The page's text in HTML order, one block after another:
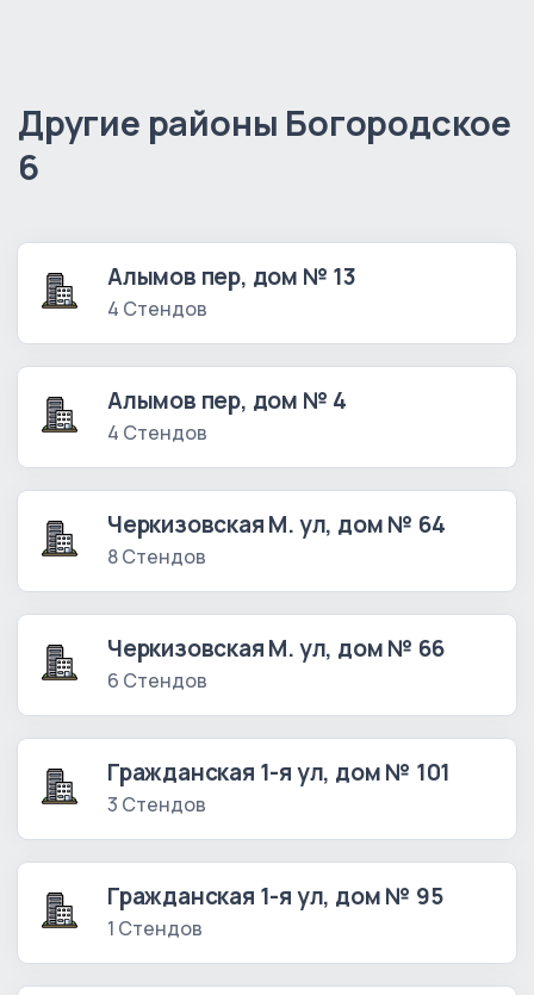
Другие районы Богородское
6
Алымов пер, дом № 13
4 Стендов
Алымов пер, дом № 4
4 Стендов
Черкизовская М. ул, дом № 64
8 Стендов
Черкизовская М. ул, дом № 66
6 Стендов
Гражданская 1-я ул, дом № 101
3 Стендов
Гражданская 1-я ул, дом № 95
1 Стендов